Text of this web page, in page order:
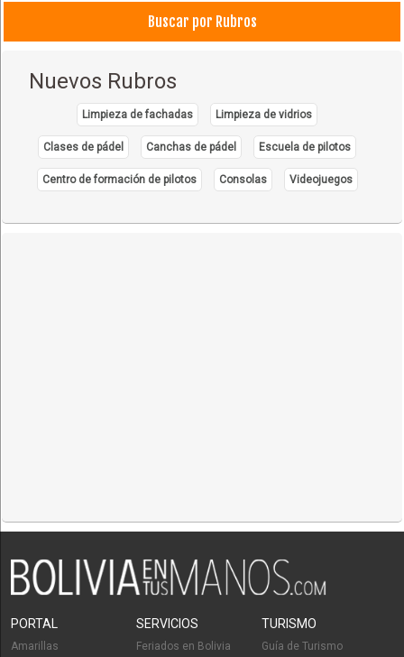
Buscar por Rubros
Nuevos Rubros
Limpieza de fachadas Limpieza de vidrios
Clases de pádel Canchas de pádel Escuela de pilotos
Centro de formación de pilotos Consolas Videojuegos
PORTAL
Amarillas
SERVICIOS
Feriados en Bolivia
TURISMO
Guía de Turismo